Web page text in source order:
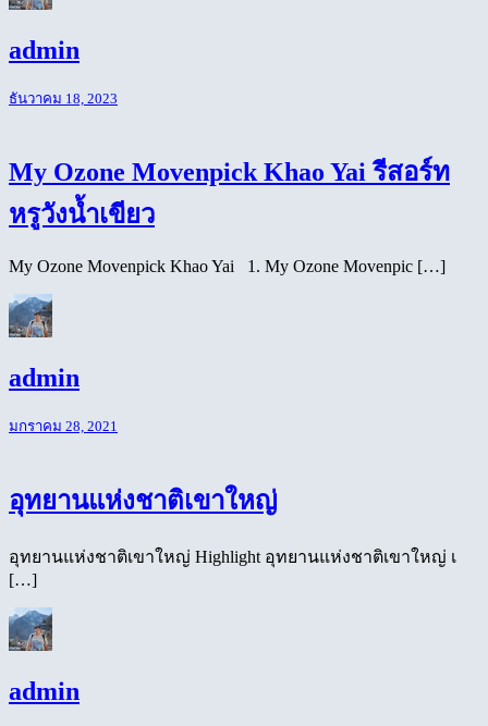
admin
ธันวาคม 18, 2023
My Ozone Movenpick Khao Yai รีสอร์ท
หรูวังน้ำเขียว
My Ozone Movenpick Khao Yai 1. My Ozone Movenpic […]
admin
มกราคม 28, 2021
อุทยานแห่งชาติเขาใหญ่
อุทยานแห่งชาติเขาใหญ่ Highlight อุทยานแห่งชาติเขาใหญ่ เ
[…]
admin